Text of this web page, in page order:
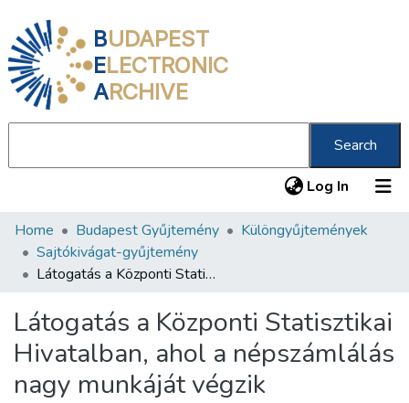
BUDAPEST
ELECTRONIC
ARCHIVE
Search
Log In (current)
Communities & Collections
All of DSpace
About us
Home Budapest Gyűjtemény
Különgyűjtemények
Sajtókivágat-gyűjtemény
Látogatás a Központi Statisztikai Hivatalban, ahol a népszámlálás nagy munkáját végzik
Látogatás a Központi Statisztikai
Hivatalban, ahol a népszámlálás
nagy munkáját végzik